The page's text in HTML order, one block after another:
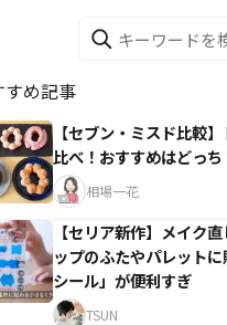
すめ記事
【セブン・ミスド比較
比べ！おすすめはどっち
相場一花
【セリア新作】メイク
ップのふたやパレット
シール」が便利すぎ
TSUN